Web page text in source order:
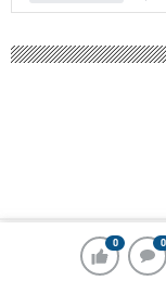
0 0